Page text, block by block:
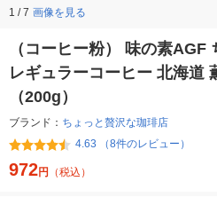
1 / 7 画像を見る
（コーヒー粉） 味の素AGF
レギュラーコーヒー 北海道
（200g）
ブランド： ちょっと贅沢な珈琲店
4.63 （8件のレビュー）
972円 （税込）